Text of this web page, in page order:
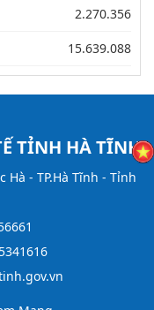
2.270.356
15.639.088
TỈNH HÀ TĨNH
Hà - TP.Hà Tĩnh - Tỉnh